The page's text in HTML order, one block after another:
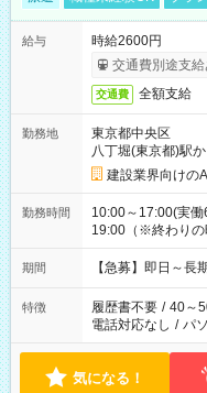
給与
時給2600円
交通費別途支給
交通費 全額支給
勤務地
東京都中央区
八丁堀(東京都)駅
建設業界向けの
勤務時間
10:00～17:00(実
19:00（※終わりの
期間 【急募】即日～
特徴 履歴書不要 / 40～
電話対応なし / パ
気になる！